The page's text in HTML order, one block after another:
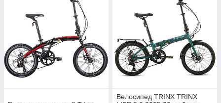
Велосипед TRINX TRINX